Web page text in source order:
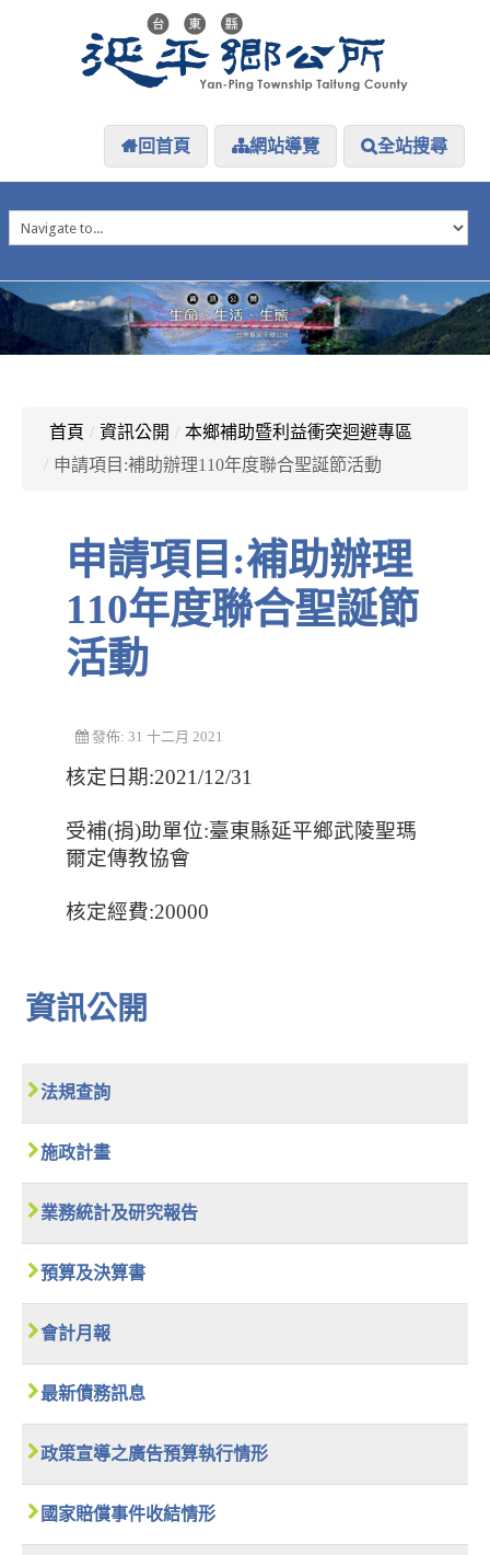
回首頁 網站導覽 全站搜尋
延平介紹
防災專區
資訊公開
探索延平
首頁 / 資訊公開 / 本鄉補助暨利益衝突迴避專區
/ 申請項目:補助辦理110年度聯合聖誕節活動
申請項目:補助辦理
110年度聯合聖誕節
活動
發佈: 31 十二月 2021
核定日期:2021/12/31
受補(捐)助單位:臺東縣延平鄉武陵聖瑪
爾定傳教協會
核定經費:20000
資訊公開
法規查詢
施政計畫
業務統計及研究報告
預算及決算書
會計月報
最新債務訊息
政策宣導之廣告預算執行情形
國家賠償事件收結情形